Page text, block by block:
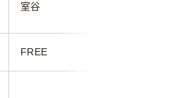
室谷
FREE